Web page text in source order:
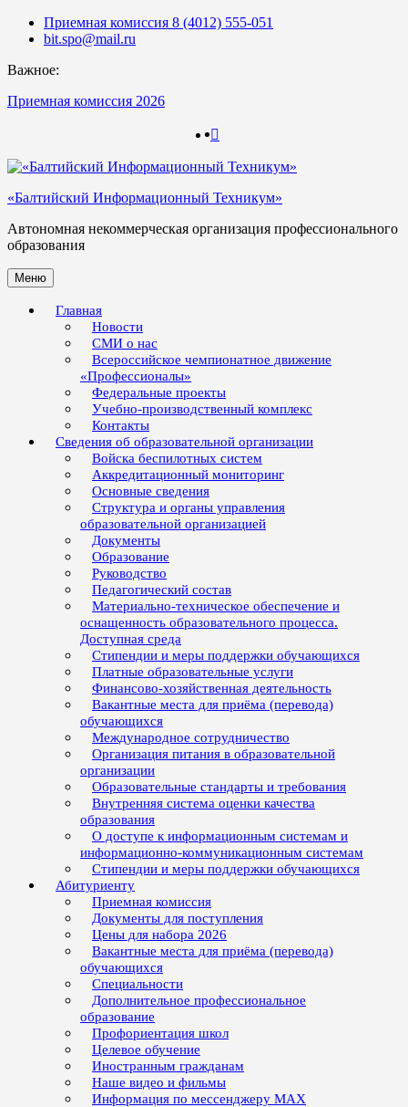
Skip
Приемная комиссия 8 (4012) 555-051
bit.spo@mail.ru
Важное:
Приемная комиссия 2026
«Балтийский Информационный Техникум»
Автономная некоммерческая организация профессионального
образования
Меню
Главная
Новости
СМИ о нас
Всероссийское чемпионатное движение
«Профессионалы»
Федеральные проекты
Учебно-производственный комплекс
Контакты
Сведения об образовательной организации
Войска беспилотных систем
Аккредитационный мониторинг
Основные сведения
Структура и органы управления
образовательной организацией
Документы
Образование
Руководство
Педагогический состав
Материально-техническое обеспечение и
оснащенность образовательного процесса.
Доступная среда
Стипендии и меры поддержки обучающихся
Платные образовательные услуги
Финансово-хозяйственная деятельность
Вакантные места для приёма (перевода)
обучающихся
Международное сотрудничество
Организация питания в образовательной
организации
Образовательные стандарты и требования
Внутренняя система оценки качества
образования
О доступе к информационным системам и
информационно-коммуникационным системам
Стипендии и меры поддержки обучающихся
Абитуриенту
Приемная комиссия
Документы для поступления
Цены для набора 2026
Вакантные места для приёма (перевода)
обучающихся
Специальности
Дополнительное профессиональное
образование
Профориентация школ
Целевое обучение
Иностранным гражданам
Наше видео и фильмы
Информация по мессенджеру MAX